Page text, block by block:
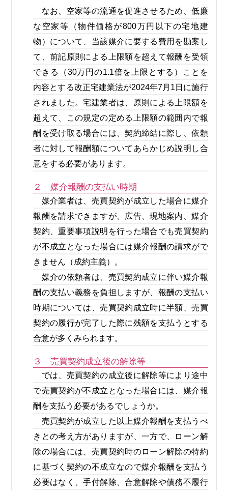
なお、空家等の流通を促進させるため、低廉
な空家等（物件価格が800万円以下の宅地建
物）について、当該媒介に要する費用を勘案し
て、前記原則による上限額を超えて報酬を受領
できる（30万円の1.1倍を上限とする）ことを
内容とする改正宅建業法が2024年7月1日に施行
されました。宅建業者は、原則による上限額を
超えて、この規定の定める上限額の範囲内で報
酬を受け取る場合には、契約締結に際し、依頼
者に対して報酬額についてあらかじめ説明し合
意をする必要があります。
２ 媒介報酬の支払い時期
媒介業者は、売買契約が成立した場合に媒介
報酬を請求できますが、広告、現地案内、媒介
契約、重要事項説明を行った場合でも売買契約
が不成立となった場合には媒介報酬の請求がで
きません（成約主義）。
媒介の依頼者は、売買契約成立に伴い媒介報
酬の支払い義務を負担しますが、報酬の支払い
時期については、売買契約成立時に半額、売買
契約の履行が完了した際に残額を支払うとする
合意が多くみられます。
３ 売買契約成立後の解除等
では、売買契約の成立後に解除等により途中
で売買契約が不成立となった場合には、媒介報
酬を支払う必要があるでしょうか。
売買契約が成立した以上媒介報酬を支払うべ
きとの考え方がありますが、一方で、ローン解
除の場合には、売買契約時のローン解除の特約
に基づく契約の不成立なので媒介報酬を支払う
必要はなく、手付解除、合意解除や債務不履行